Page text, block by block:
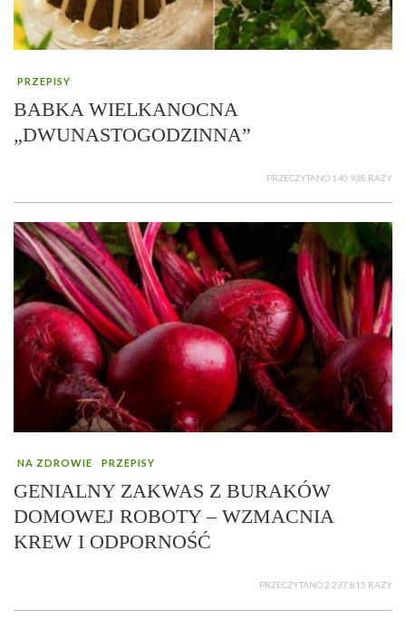
PRZEPISY
BABKA WIELKANOCNA
„DWUNASTOGODZINNA”
PRZECZYTANO 140 938 RAZY
NA ZDROWIE PRZEPISY
GENIALNY ZAKWAS Z BURAKÓW
DOMOWEJ ROBOTY – WZMACNIA
KREW I ODPORNOŚĆ
PRZECZYTANO 2 237 815 RAZY